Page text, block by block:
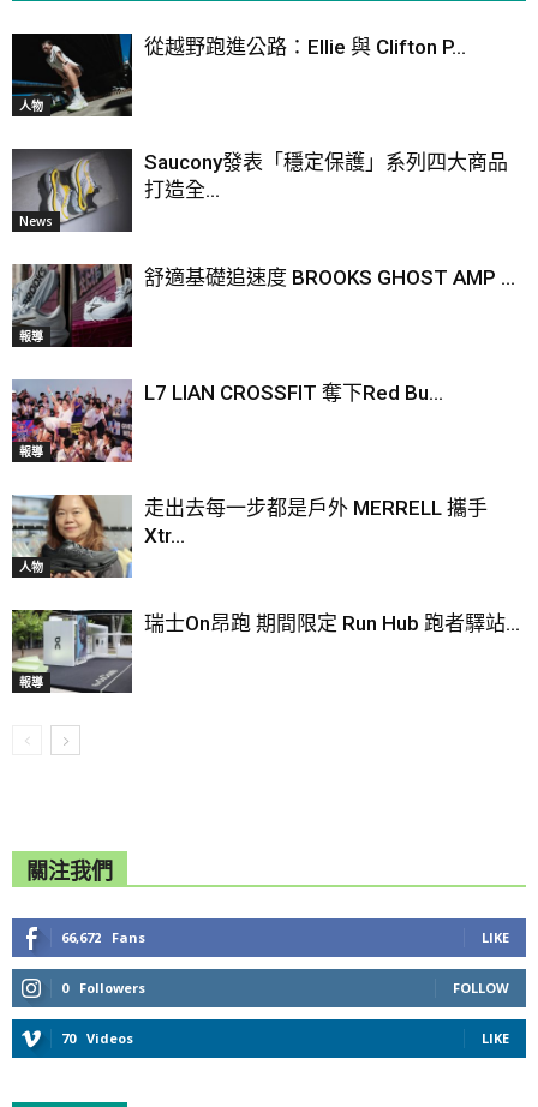
人物
從越野跑進公路：Ellie 與 Clifton P...
News
Saucony發表「穩定保護」系列四大商品
打造全...
報導
舒適基礎追速度 BROOKS GHOST AMP ...
報導
L7 LIAN CROSSFIT 奪下Red Bu...
人物
走出去每一步都是戶外 MERRELL 攜手
Xtr...
報導
瑞士On昂跑 期間限定 Run Hub 跑者驛站...
關注我們
66,672 Fans LIKE
0 Followers FOLLOW
70 Videos LIKE